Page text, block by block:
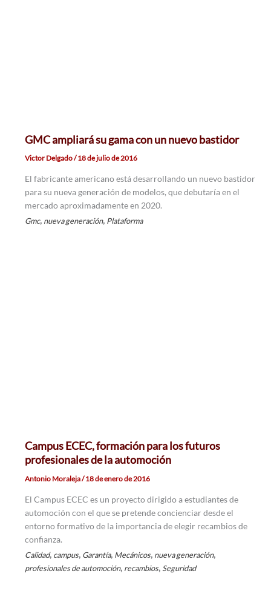
GMC ampliará su gama con un nuevo bastidor
Victor Delgado/18 de julio de 2016
El fabricante americano está desarrollando un nuevo bastidor
para su nueva generación de modelos, que debutaría en el
mercado aproximadamente en 2020.
Gmc, nueva generación, Plataforma
Campus ECEC, formación para los futuros
profesionales de la automoción
Antonio Moraleja/18 de enero de 2016
El Campus ECEC es un proyecto dirigido a estudiantes de
automoción con el que se pretende concienciar desde el
entorno formativo de la importancia de elegir recambios de
confianza.
Calidad, campus, Garantía, Mecánicos, nueva generación,
profesionales de automoción, recambios, Seguridad